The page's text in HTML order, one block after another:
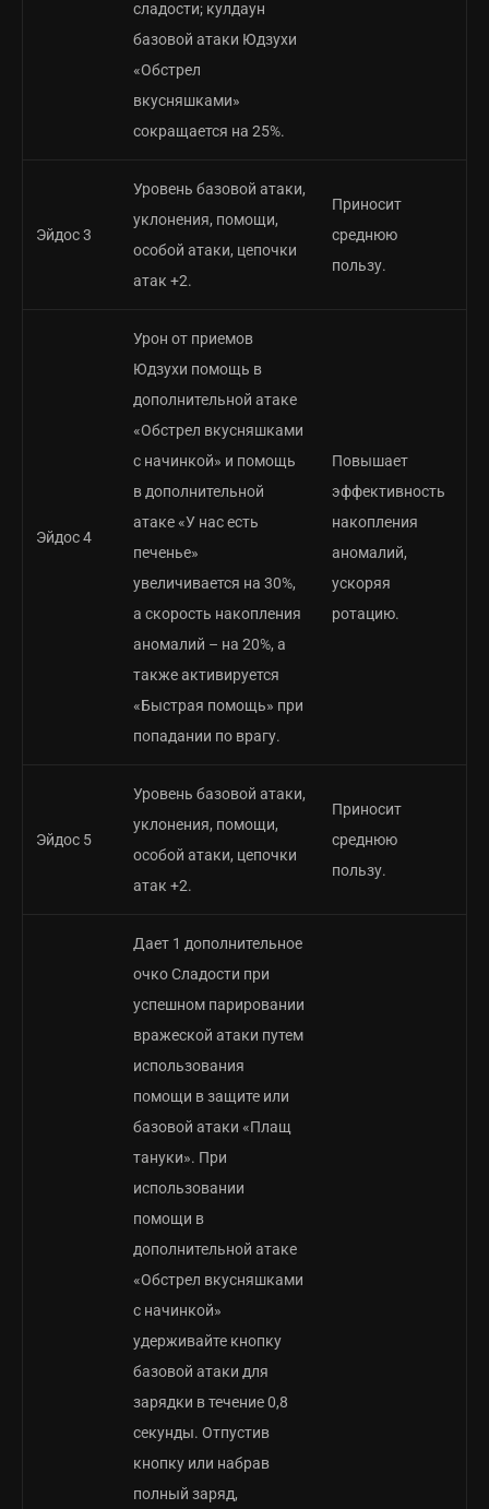
сладости; кулдаун
базовой атаки Юдзухи
«Обстрел
вкусняшками»
сокращается на 25%.
Эйдос 3
Уровень базовой атаки,
уклонения, помощи,
особой атаки, цепочки
атак +2.
Приносит
среднюю
пользу.
Эйдос 4
Урон от приемов
Юдзухи помощь в
дополнительной атаке
«Обстрел вкусняшками
с начинкой» и помощь
в дополнительной
атаке «У нас есть
печенье»
увеличивается на 30%,
а скорость накопления
аномалий – на 20%, а
также активируется
«Быстрая помощь» при
попадании по врагу.
Повышает
эффективность
накопления
аномалий,
ускоряя
ротацию.
Эйдос 5
Уровень базовой атаки,
уклонения, помощи,
особой атаки, цепочки
атак +2.
Приносит
среднюю
пользу.
Дает 1 дополнительное
очко Сладости при
успешном парировании
вражеской атаки путем
использования
помощи в защите или
базовой атаки «Плащ
тануки». При
использовании
помощи в
дополнительной атаке
«Обстрел вкусняшками
с начинкой»
удерживайте кнопку
базовой атаки для
зарядки в течение 0,8
секунды. Отпустив
кнопку или набрав
полный заряд,